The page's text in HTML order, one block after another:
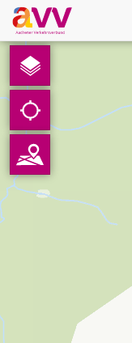
Deutsch
Downloads
Kontakt
Datenschutz